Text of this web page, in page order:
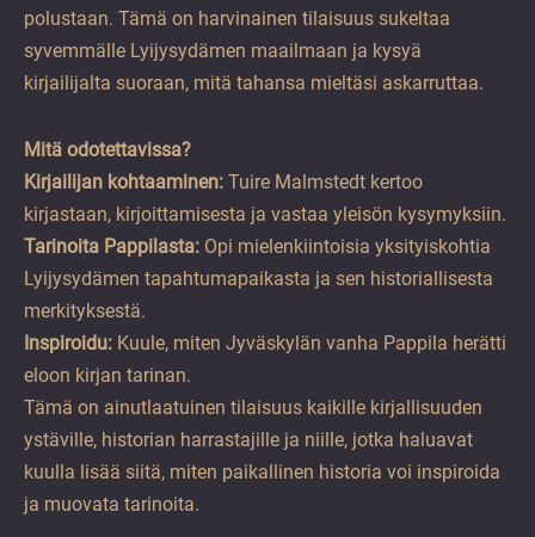
polustaan. Tämä on harvinainen tilaisuus sukeltaa
syvemmälle Lyijysydämen maailmaan ja kysyä
kirjailijalta suoraan, mitä tahansa mieltäsi askarruttaa.
Mitä odotettavissa?
Kirjailijan kohtaaminen: Tuire Malmstedt kertoo
kirjastaan, kirjoittamisesta ja vastaa yleisön kysymyksiin.
Tarinoita Pappilasta: Opi mielenkiintoisia yksityiskohtia
Lyijysydämen tapahtumapaikasta ja sen historiallisesta
merkityksestä.
Inspiroidu: Kuule, miten Jyväskylän vanha Pappila herätti
eloon kirjan tarinan.
Tämä on ainutlaatuinen tilaisuus kaikille kirjallisuuden
ystäville, historian harrastajille ja niille, jotka haluavat
kuulla lisää siitä, miten paikallinen historia voi inspiroida
ja muovata tarinoita.